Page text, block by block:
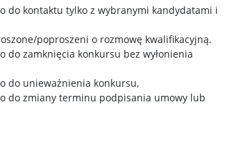
do kontaktu tylko z wybranymi kandydatami i
poproszeni o rozmowę kwalifikacyjną.
do zamknięcia konkursu bez wyłonienia
do unieważnienia konkursu,
do zmiany terminu podpisania umowy lub